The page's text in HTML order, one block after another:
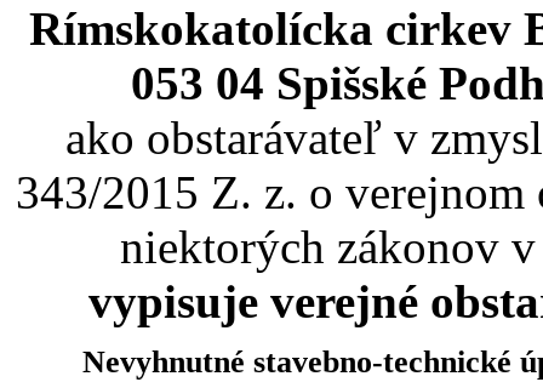
Rímskokatolícka cirkev
053 04 Spišské
ako obstarávateľ v
343/2015 Z. z. o verejnom
niektorých zákonov
vypisuje verejné
Nevyhnutné stavebno-technické